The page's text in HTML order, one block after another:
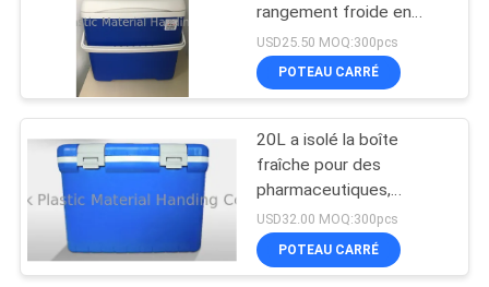
Caisses en
plastique de
nourriture
rangement froide en
plastique pour le ménage
USD25.50 MOQ:300pcs
POTEAU CARRÉ
20L a isolé la boîte
fraîche pour des
pharmaceutiques,
réactifs, vaccins
USD32.00 MOQ:300pcs
POTEAU CARRÉ